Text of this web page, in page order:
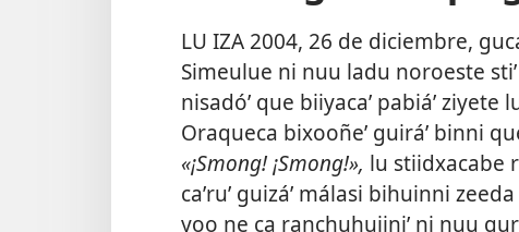
LU IZA 2004, 26 de diciembre,
Simeulue ni nuu ladu noroeste
nisadóʼ que biiyacaʼ pabiáʼ
Oraqueca bixooñeʼ guiráʼ binni
«¡Smong! ¡Smong!», lu stiidxacabe
caʼruʼ guizáʼ málasi bihuinni
yoo ne ca ranchuhuiiniʼ ni nuu